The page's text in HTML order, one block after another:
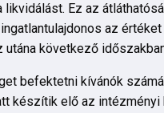
Ez az
az
utána következő
befektetni kívánók
készítik elő az